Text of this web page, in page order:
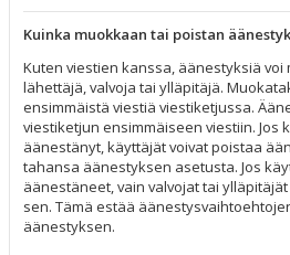
Kuinka muokkaan tai poistan
Kuten viestien kanssa, äänestyksiä
lähettäjä, valvoja tai ylläpitäjä.
ensimmäistä viestiä viestiketjussa.
viestiketjun ensimmäiseen viestiin. Jos
äänestänyt, käyttäjät voivat poistaa
tahansa äänestyksen asetusta. Jos
äänestäneet, vain valvojat tai
sen. Tämä estää
äänestyksen.